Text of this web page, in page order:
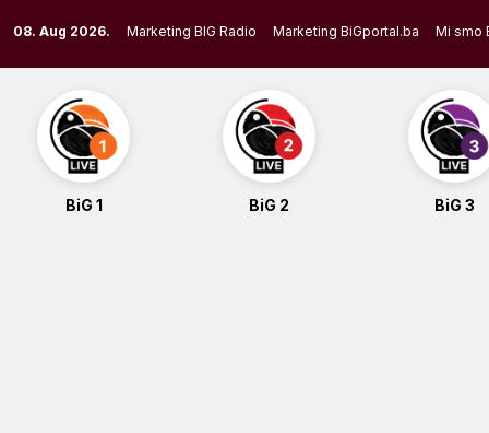
to
content
08. Aug 2026. Marketing BIG Radio Marketing BiGportal.ba Mi smo
BiG 1 BiG 2 BiG 3